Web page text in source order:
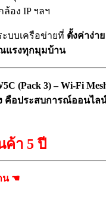
ล้อง IP ฯลฯ
บบเครือข่ายที่ ตั้งค่าง่า
รงทุกมุมบ้าน
(Pack 3) – Wi-Fi
คือประสบการณ์ออนไล
า 5 ปี
น ☚